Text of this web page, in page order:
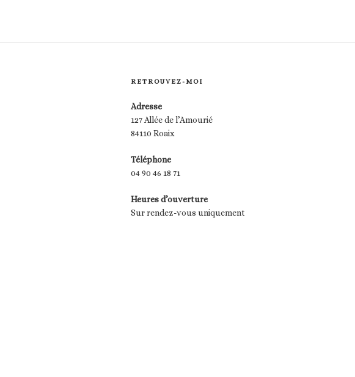
RETROUVEZ-MOI
Adresse
127 Allée de l’Amourié
84110 Roaix
Téléphone
04 90 46 18 71
Heures d’ouverture
Sur rendez-vous uniquement